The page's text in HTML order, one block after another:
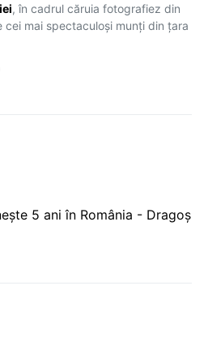
, în cadrul căruia fotografiez din
cei mai spectaculoși munți din țara
5 ani în România - Dragoș